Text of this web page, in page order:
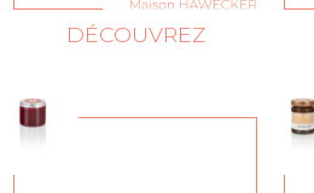
DÉCOUVREZ